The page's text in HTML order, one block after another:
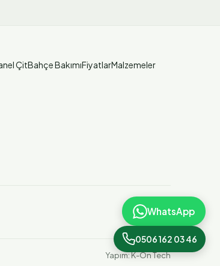
ÇitBahçe BakımıFiyatlarMalzemeler
Yapım:K-On Tech
WhatsApp
0506 162 03 46